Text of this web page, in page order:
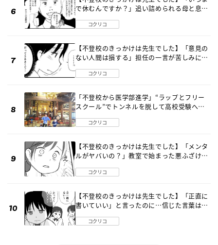
で休むんですか？」追い詰められる母と息子
コクリコ
【不登校のきっかけは先生でした】「意見の
ない人間は損する」担任の一言が苦しみに…
コクリコ
「不登校から医学部進学」“ラップとフリー
スクール”でトンネルを脱して高校受験へ
コクリコ
【不登校のきっかけは先生でした】「メンタ
ルがヤバいの？」教室で始まった悪ふざけ
コクリコ
【不登校のきっかけは先生でした】「正直に
書いていい」と言ったのに…信じた言葉は噓
コクリコ